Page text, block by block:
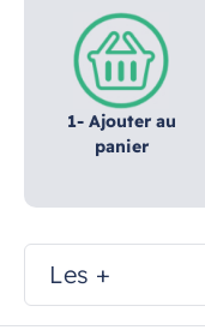
1- Ajouter au
panier
Les +